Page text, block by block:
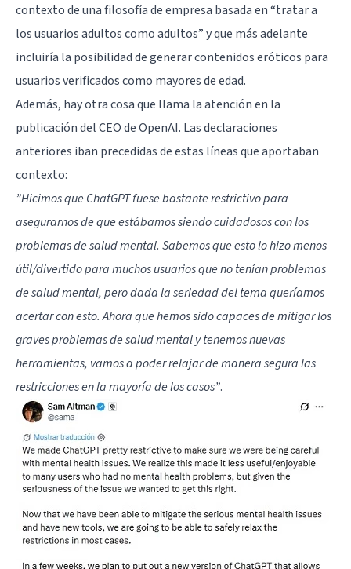
contexto de una filosofía de empresa basada en “tratar a
los usuarios adultos como adultos” y que más adelante
incluiría la posibilidad de generar contenidos eróticos para
usuarios verificados como mayores de edad.
Además, hay otra cosa que llama la atención en la
publicación del CEO de OpenAI. Las declaraciones
anteriores iban precedidas de estas líneas que aportaban
contexto:
”Hicimos que ChatGPT fuese bastante restrictivo para
asegurarnos de que estábamos siendo cuidadosos con los
problemas de salud mental. Sabemos que esto lo hizo menos
útil/divertido para muchos usuarios que no tenían problemas
de salud mental, pero dada la seriedad del tema queríamos
acertar con esto. Ahora que hemos sido capaces de mitigar los
graves problemas de salud mental y tenemos nuevas
herramientas, vamos a poder relajar de manera segura las
restricciones en la mayoría de los casos”.